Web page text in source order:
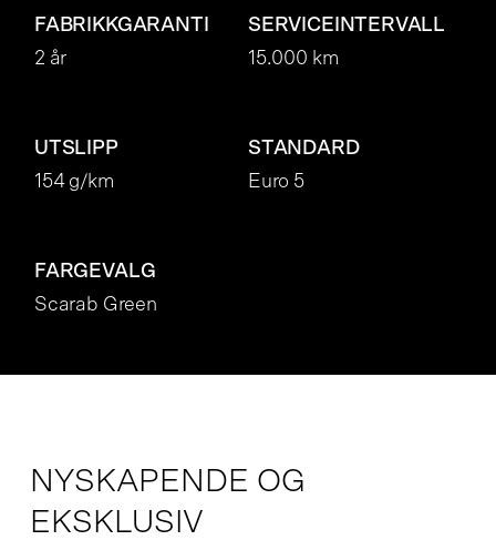
FABRIKKGARANTI
2 år
SERVICEINTERVALL
15.000 km
UTSLIPP
154 g/km
STANDARD
Euro 5
FARGEVALG
Scarab Green
NYSKAPENDE OG
EKSKLUSIV